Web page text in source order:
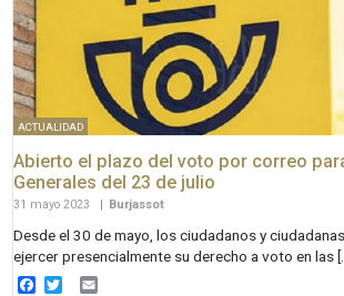
ACTUALIDAD
Abierto el plazo del voto por correo
Generales del 23 de julio
31 mayo 2023 Burjassot
Desde el 30 de mayo, los ciudadanos y
ejercer presencialmente su derecho a voto en las
Facebook
Twitter